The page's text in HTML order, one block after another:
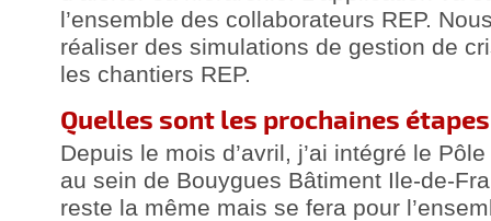
l’ensemble des collaborateurs REP.
réaliser des simulations de gestion de
les chantiers REP.
Quelles sont les prochaines
Depuis le mois d’avril, j’ai intégré le
au sein de Bouygues Bâtiment Ile-de-
reste la même mais se fera pour